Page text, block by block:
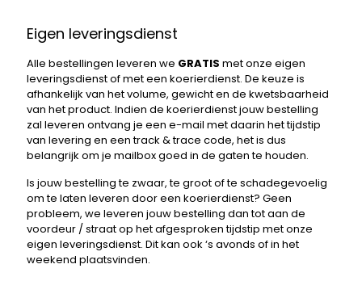
Eigen leveringsdienst
Alle bestellingen leveren we GRATIS met onze eigen
leveringsdienst of met een koerierdienst. De keuze is
afhankelijk van het volume, gewicht en de kwetsbaarheid
van het product. Indien de koerierdienst jouw bestelling
zal leveren ontvang je een e-mail met daarin het tijdstip
van levering en een track & trace code, het is dus
belangrijk om je mailbox goed in de gaten te houden.
Is jouw bestelling te zwaar, te groot of te schadegevoelig
om te laten leveren door een koerierdienst? Geen
probleem, we leveren jouw bestelling dan tot aan de
voordeur / straat op het afgesproken tijdstip met onze
eigen leveringsdienst. Dit kan ook ‘s avonds of in het
weekend plaatsvinden.